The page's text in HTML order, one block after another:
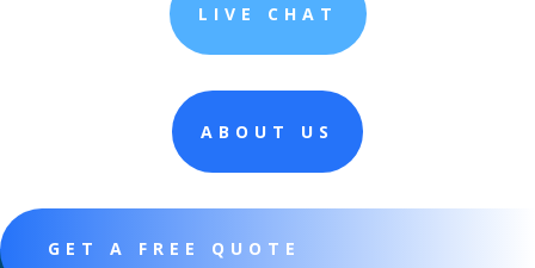
LIVE CHAT
ABOUT US
GET A FREE QUOTE